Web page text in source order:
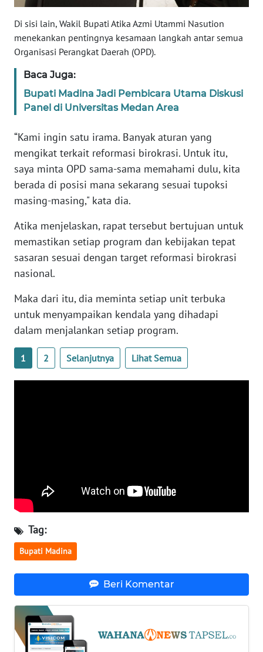
Di sisi lain, Wakil Bupati Atika Azmi Utammi Nasution
menekankan pentingnya kesamaan langkah antar semua
Organisasi Perangkat Daerah (OPD).
Baca Juga:
Bupati Madina Jadi Pembicara Utama Diskusi
Panel di Universitas Medan Area
“Kami ingin satu irama. Banyak aturan yang
mengikat terkait reformasi birokrasi. Untuk itu,
saya minta OPD sama-sama memahami dulu, kita
berada di posisi mana sekarang sesuai tupoksi
masing-masing," kata dia.
Atika menjelaskan, rapat tersebut bertujuan untuk
memastikan setiap program dan kebijakan tepat
sasaran sesuai dengan target reformasi birokrasi
nasional.
Maka dari itu, dia meminta setiap unit terbuka
untuk menyampaikan kendala yang dihadapi
dalam menjalankan setiap program.
1 2 Selanjutnya Lihat Semua
Tag:
Bupati Madina
Beri Komentar
WN
BENGKULU
LAMPUNG
WN
WN
NUSANTARA
WN
WN
JATIM
BALI
WN
WN
KALTIM
WN
SULSEL
WN
SULUT